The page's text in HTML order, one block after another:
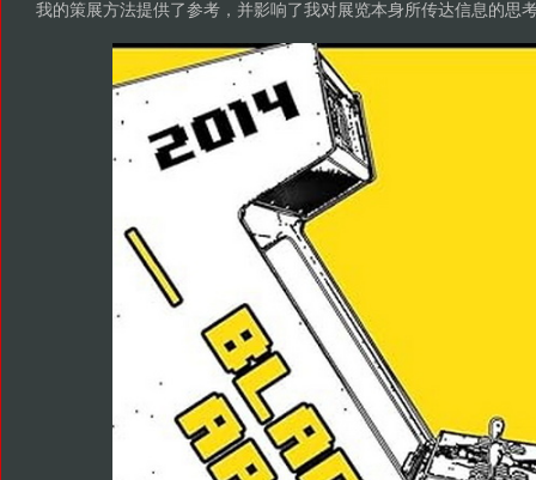
我的策展方法提供了参考，并影响了我对展览本身所传达信息的思